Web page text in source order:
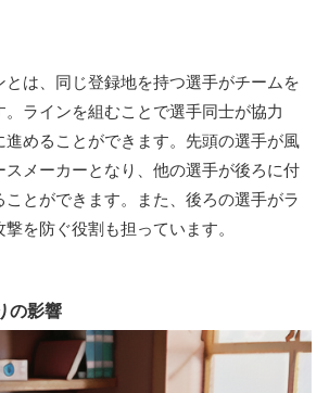
は、同じ登録地を持つ選手がチームを
ラインを組むことで選手同士が協力
進めることができます。先頭の選手が風
スメーカーとなり、他の選手が後ろに付
ことができます。また、後ろの選手がラ
を防ぐ役割も担っています。
の影響